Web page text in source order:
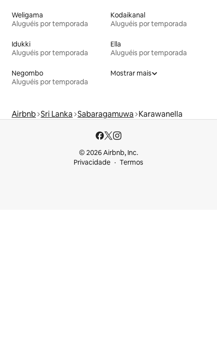
Weligama
Aluguéis por temporada
Kodaikanal
Aluguéis por temporada
Idukki
Aluguéis por temporada
Ella
Aluguéis por temporada
Negombo
Aluguéis por temporada
Mostrar mais
Airbnb Sri Lanka Sabaragamuwa Karawanella
© 2026 Airbnb, Inc.
Privacidade
Termos